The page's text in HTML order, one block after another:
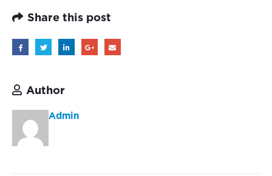
Share this post
Author
Admin